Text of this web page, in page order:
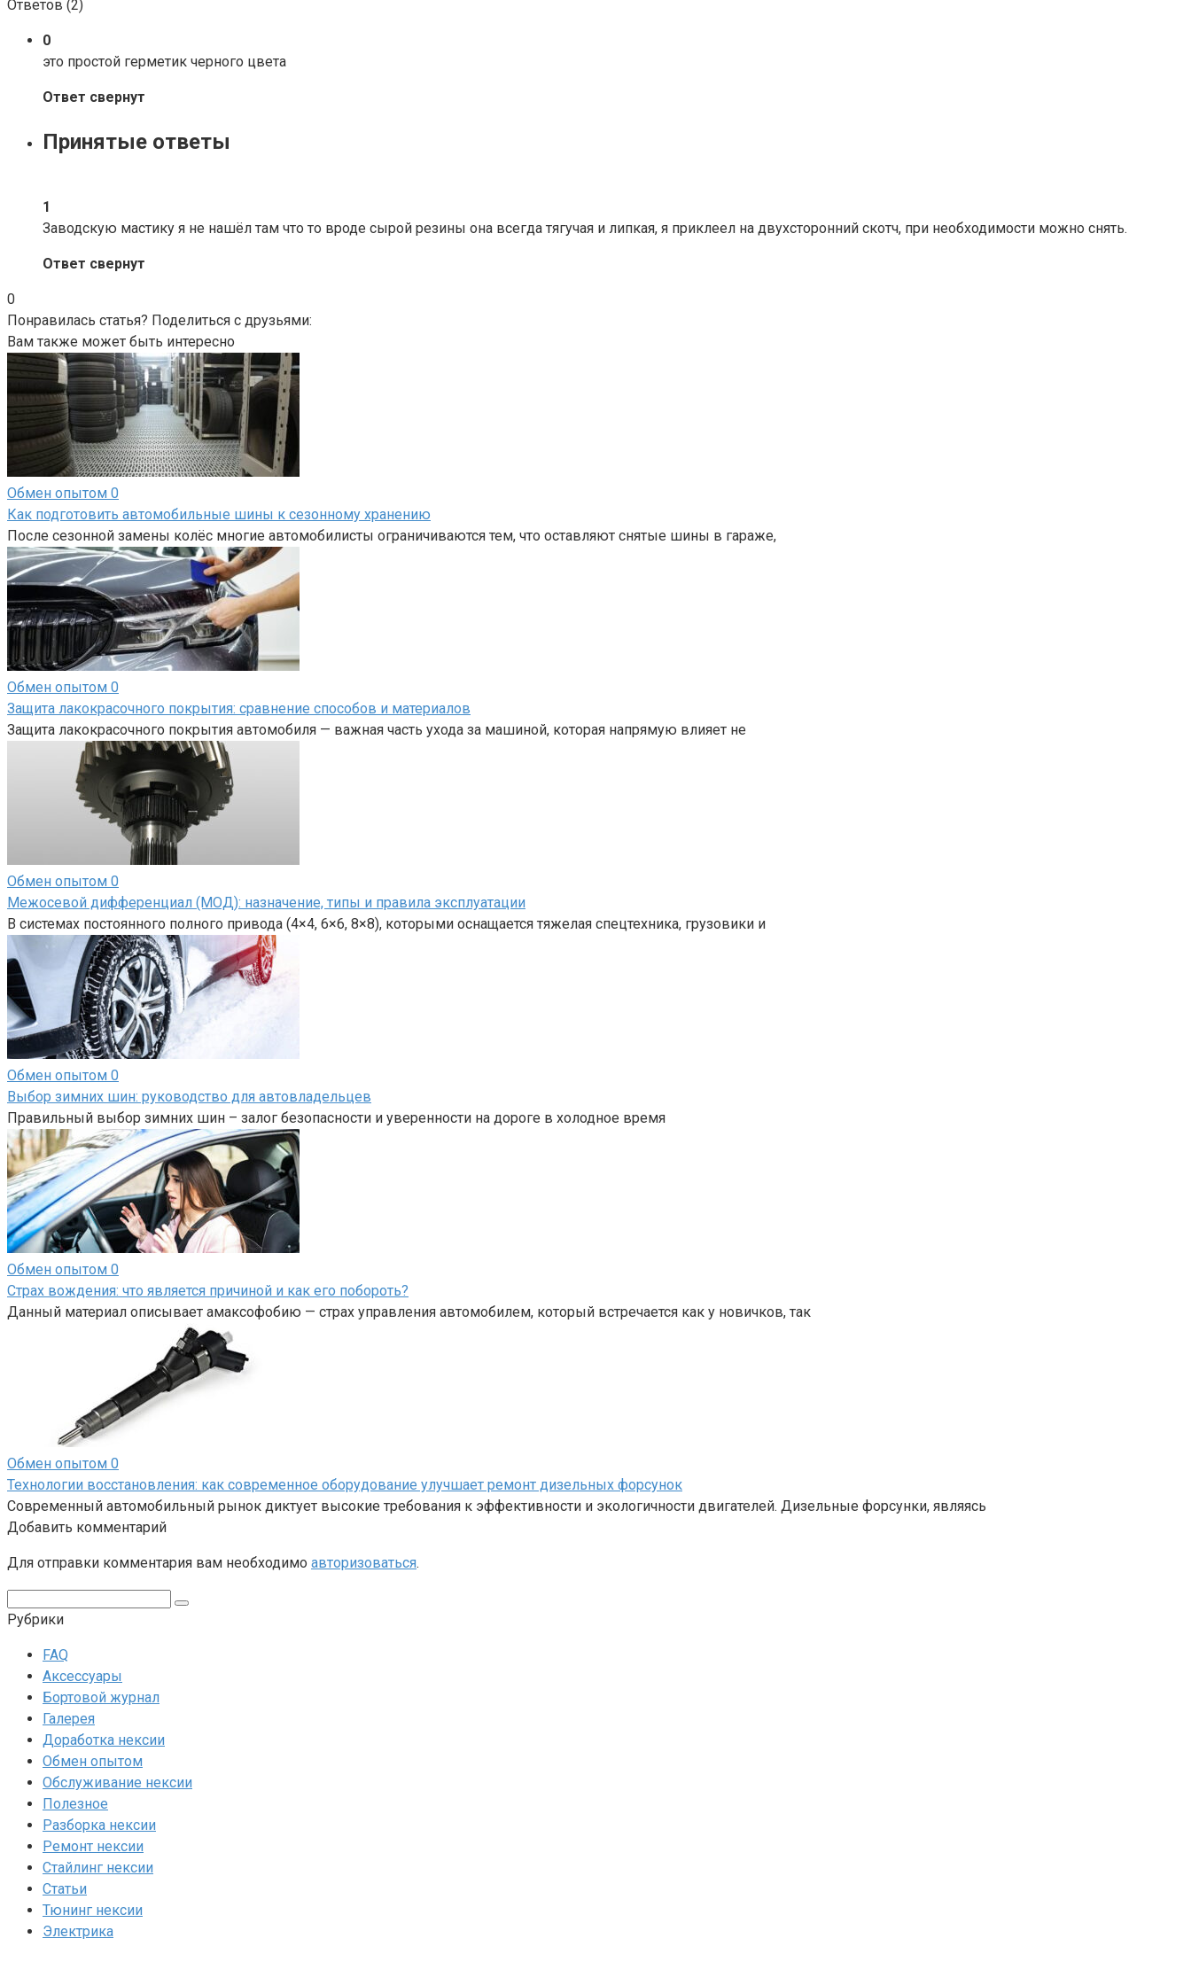
Ответов (2)
0
это простой герметик черного цвета
Ответ свернут
Принятые ответы
1
Заводскую мастику я не нашёл там что то вроде сырой резины она всегда тягучая и липкая, я приклеел на двухсторонний скотч, при необходимости можно снять.
Ответ свернут
0
Понравилась статья? Поделиться с друзьями:
Вам также может быть интересно
Обмен опытом 0
Как подготовить автомобильные шины к сезонному хранению
После сезонной замены колёс многие автомобилисты ограничиваются тем, что оставляют снятые шины в гараже,
Обмен опытом 0
Защита лакокрасочного покрытия: сравнение способов и материалов
Защита лакокрасочного покрытия автомобиля — важная часть ухода за машиной, которая напрямую влияет не
Обмен опытом 0
Межосевой дифференциал (МОД): назначение, типы и правила эксплуатации
В системах постоянного полного привода (4×4, 6×6, 8×8), которыми оснащается тяжелая спецтехника, грузовики и
Обмен опытом 0
Выбор зимних шин: руководство для автовладельцев
Правильный выбор зимних шин – залог безопасности и уверенности на дороге в холодное время
Обмен опытом 0
Страх вождения: что является причиной и как его побороть?
Данный материал описывает амаксофобию — страх управления автомобилем, который встречается как у новичков, так
Обмен опытом 0
Технологии восстановления: как современное оборудование улучшает ремонт дизельных форсунок
Современный автомобильный рынок диктует высокие требования к эффективности и экологичности двигателей. Дизельные форсунки, являясь
Добавить комментарий
Для отправки комментария вам необходимо авторизоваться.
Рубрики
FAQ
Аксессуары
Бортовой журнал
Галерея
Доработка нексии
Обмен опытом
Обслуживание нексии
Полезное
Разборка нексии
Ремонт нексии
Стайлинг нексии
Статьи
Тюнинг нексии
Электрика